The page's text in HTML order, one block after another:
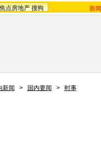
点房地产 搜狗 新闻
新闻 > 国内要闻 > 时事